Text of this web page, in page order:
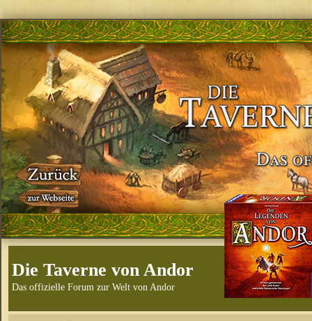
Die Taverne von Andor
Das offizielle Forum zur Welt von Andor